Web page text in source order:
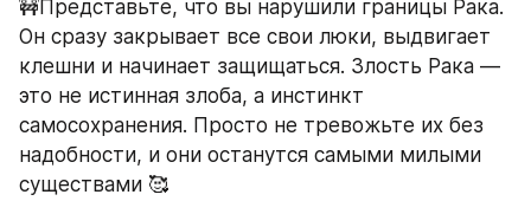
🚧Представьте, что вы нарушили границы Рака.
Он сразу закрывает все свои люки, выдвигает
клешни и начинает защищаться. Злость Рака —
это не истинная злоба, а инстинкт
самосохранения. Просто не тревожьте их без
надобности, и они останутся самыми милыми
существами 🥰